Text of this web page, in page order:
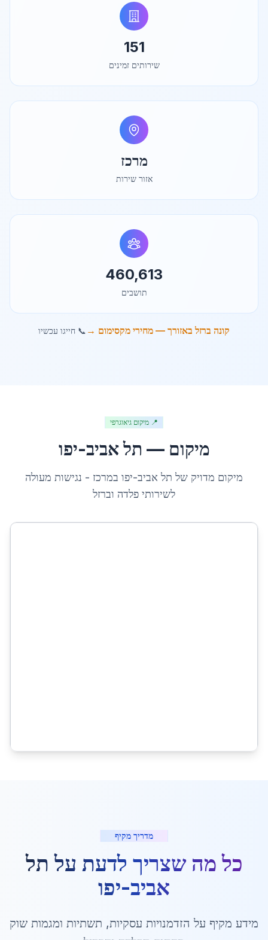
151
שירותים זמינים
מרכז
אזור שירות
460,613
תושבים
קונה ברזל באזורך — מחירי מקסימום → 📞 חייגו עכשיו
📍 מיקום גיאוגרפי
מיקום — תל אביב-יפו
מיקום מדויק של תל אביב-יפו במרכז - נגישות מעולה
לשירותי פלדה וברזל
מדריך מקיף
כל מה שצריך לדעת על תל
אביב-יפו
מידע מקיף על הזדמנויות עסקיות, תשתיות ומגמות שוק